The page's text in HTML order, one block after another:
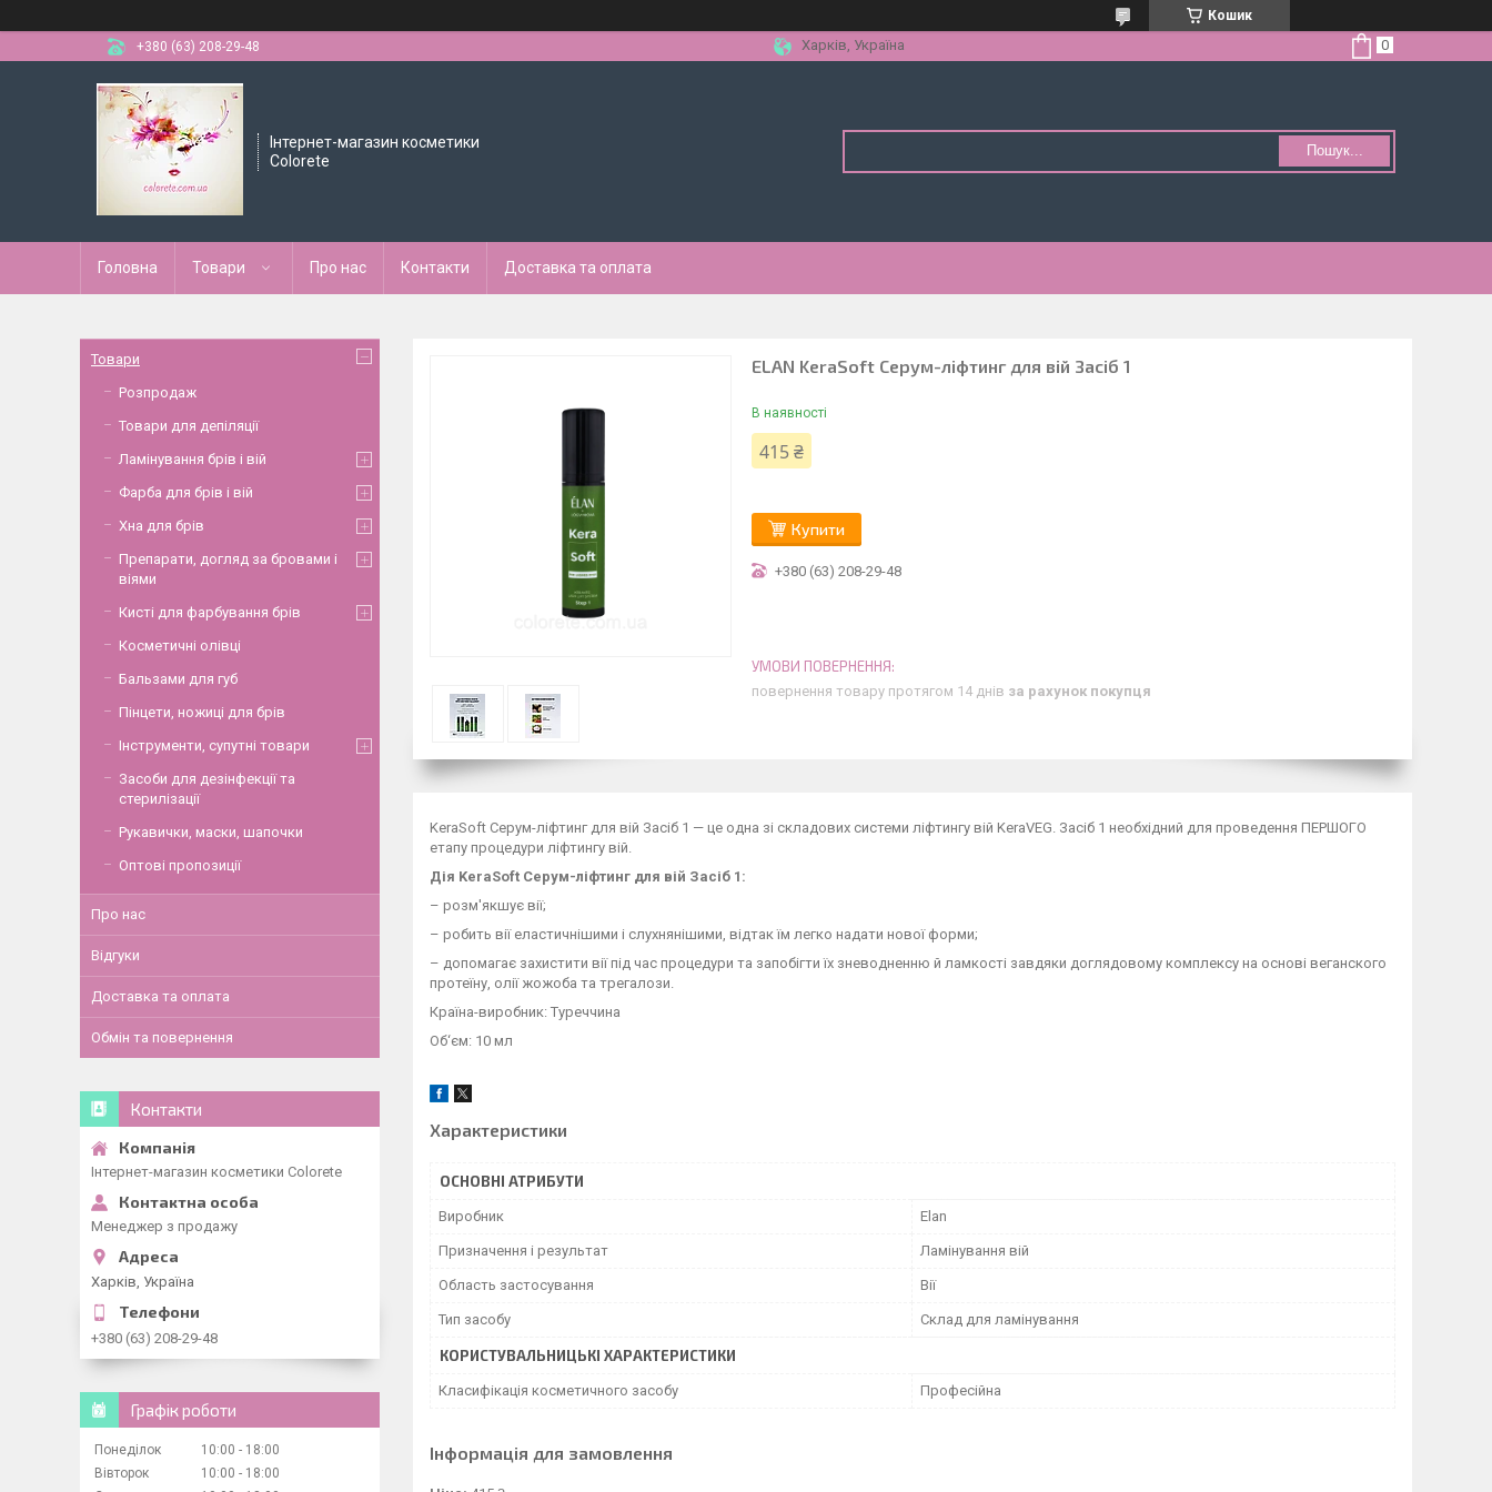
Кошик
+380 (63) 208-29-48
Харків, Україна
Інтернет-магазин косметики
Colorete
Пошук...
Головна Товари Про нас Контакти Доставка та оплата
ELAN KeraSoft Серум-ліфтинг для вій Засіб 1
В наявності
415 ₴
Купити
+380 (63) 208-29-48
повернення товару протягом 14 днів за рахунок покупця
KeraSoft Серум-ліфтинг для вій Засіб 1 — це одна зі складових системи ліфтингу вій KeraVEG. Засіб 1 необхідний для проведення ПЕРШОГО
етапу процедури ліфтингу вій.
Дія KeraSoft Серум-ліфтинг для вій Засіб 1:
– розм'якшує вії;
– робить вії еластичнішими і слухнянішими, відтак їм легко надати нової форми;
– допомагає захистити вії під час процедури та запобігти їх зневодненню й ламкості завдяки доглядовому комплексу на основі веганского
протеїну, олії жожоба та трегалози.
Країна-виробник: Туреччина
Об‘єм: 10 мл
Характеристики
ОСНОВНІ АТРИБУТИ
Виробник Elan
Призначення і результат Ламінування вій
Область застосування Вії
Тип засобу Склад для ламінування
КОРИСТУВАЛЬНИЦЬКІ ХАРАКТЕРИСТИКИ
Класифікація косметичного засобу Професійна
Інформація для замовлення
Товари
Розпродаж
Товари для депіляції
Ламінування брів і вій
Фарба для брів і вій
Хна для брів
Препарати, догляд за бровами і
віями
Кисті для фарбування брів
Косметичні олівці
Бальзами для губ
Пінцети, ножиці для брів
Інструменти, супутні товари
Засоби для дезінфекції та
стерилізації
Рукавички, маски, шапочки
Оптові пропозиції
Про нас
Відгуки
Доставка та оплата
Обмін та повернення
Контакти
Інтернет-магазин косметики Colorete
Менеджер з продажу
Харків, Україна
+380 (63) 208-29-48
Графік роботи
Понеділок 10:00
18:00
Вівторок
10:00
18:00